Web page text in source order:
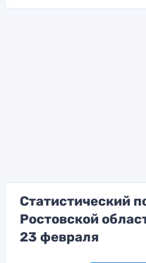
Статистический
Ростовской
23 февраля